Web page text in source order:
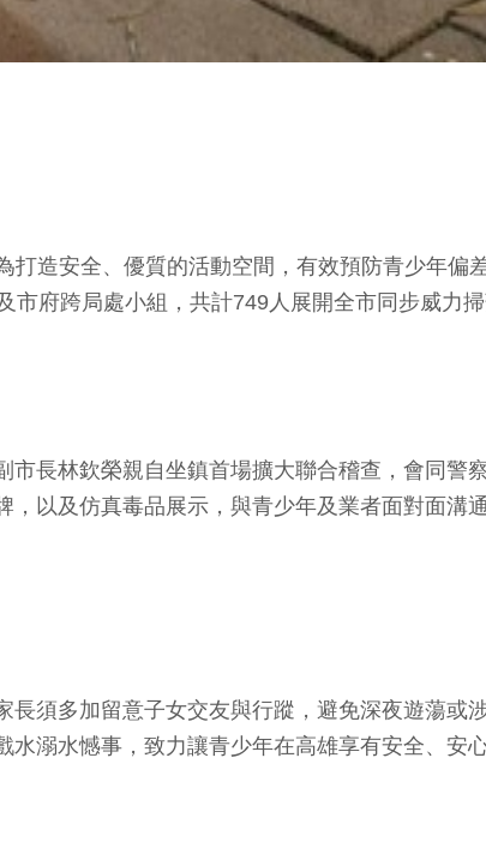
造安全、優質的活動空間，有效預防青少年偏
府跨局處小組，共計749人展開全市同步威力掃
長林欽榮親自坐鎮首場擴大聯合稽查，會同警
以及仿真毒品展示，與青少年及業者面對面溝
須多加留意子女交友與行蹤，避免深夜遊蕩或
溺水憾事，致力讓青少年在高雄享有安全、安心